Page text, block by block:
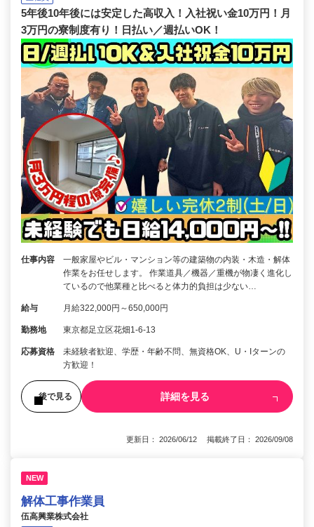
5年後10年後には安定した高収入！入社祝い金10万円！月
3万円の寮制度有り！日払い／週払いOK！
仕事内容
一般家屋やビル・マンション等の建築物の内装・木造・解体
作業をお任せします。 作業道具／機器／重機が物凄く進化し
ているので他業種と比べると体力的負担は少ない…
給与 月給322,000円～650,000円
勤務地 東京都足立区花畑1-6-13
応募資格
未経験者歓迎、学歴・年齢不問、無資格OK、U・Iターンの
方歓迎！
後で見る 詳細を見る
更新日： 2026/06/12 掲載終了日： 2026/09/08
NEW
解体工事作業員
伍高興業株式会社